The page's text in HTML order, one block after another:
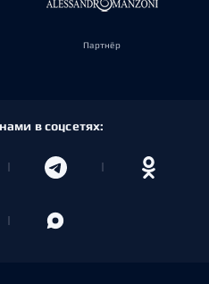
Партнёр
в соцсетях: